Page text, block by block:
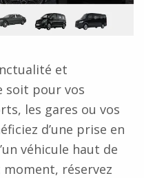
et
soit pour vos
les gares ou vos
d’une prise en
véhicule haut de
réservez